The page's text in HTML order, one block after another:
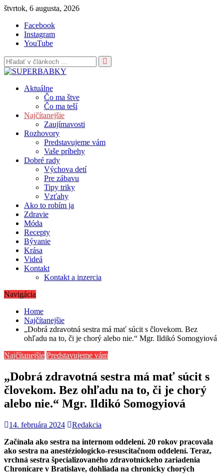
Skip
content
štvrtok, 6 augusta, 2026
Facebook
Instagram
YouTube
Aktuálne
Čo ma štve
Čo ma teší
Najčítanejšie
Zaujímavosti
Rozhovory
Predstavujeme vám
Vaše príbehy
Dobré rady
Výchova detí
Pre zábavu
Tipy triky
Vzťahy
Ako to robím ja
Zdravie
Móda
Recepty
Bývanie
Krása
Videá
Kontakt
Kontakt a inzercia
Navigácia
Home
Najčítanejšie
„Dobrá zdravotná sestra má mať súcit s človekom. Bez
ohľadu na to, či je chorý alebo nie.“ Mgr. Ildikó Somogyiová
Najčítanejšie Predstavujeme vám
„Dobrá zdravotná sestra má mať súcit s
človekom. Bez ohľadu na to, či je chorý
alebo nie.“ Mgr. Ildikó Somogyiová
14. februára 2024
Redakcia
Začínala ako sestra na internom oddelení. 20 rokov pracovala
ako sestra na anestéziologicko-resuscitačnom oddelení. Teraz,
vrchná sestra špecializovaného zdravotníckeho zariadenia
Chronicare v Bratislave, dohliada na chronicky chorých